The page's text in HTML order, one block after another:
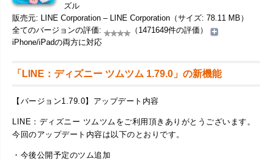
ズル
販売元: LINE Corporation – LINE Corporation（サイズ: 78.11 MB）
全てのバージョンの評価:
（1471649件の評価）
iPhone/iPadの両方に対応
「LINE：ディズニー ツムツム 1.79.0」の新機能
【バージョン1.79.0】アップデート内容
LINE：ディズニー ツムツムをご利用頂きありがとうございます。
今回のアップデート内容は以下のとおりです。
​・今後公開予定のツム追加